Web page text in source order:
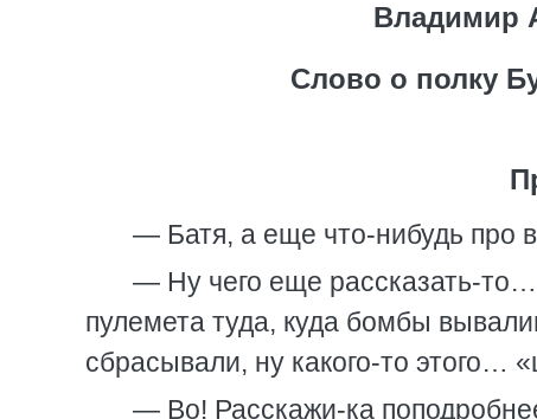
Владимир
Слово о полку
— Батя, а еще что-нибудь про
— Ну чего еще рассказать-
пулемета туда, куда бомбы
сбрасывали, ну какого-то этого…
— Во! Расскажи-ка